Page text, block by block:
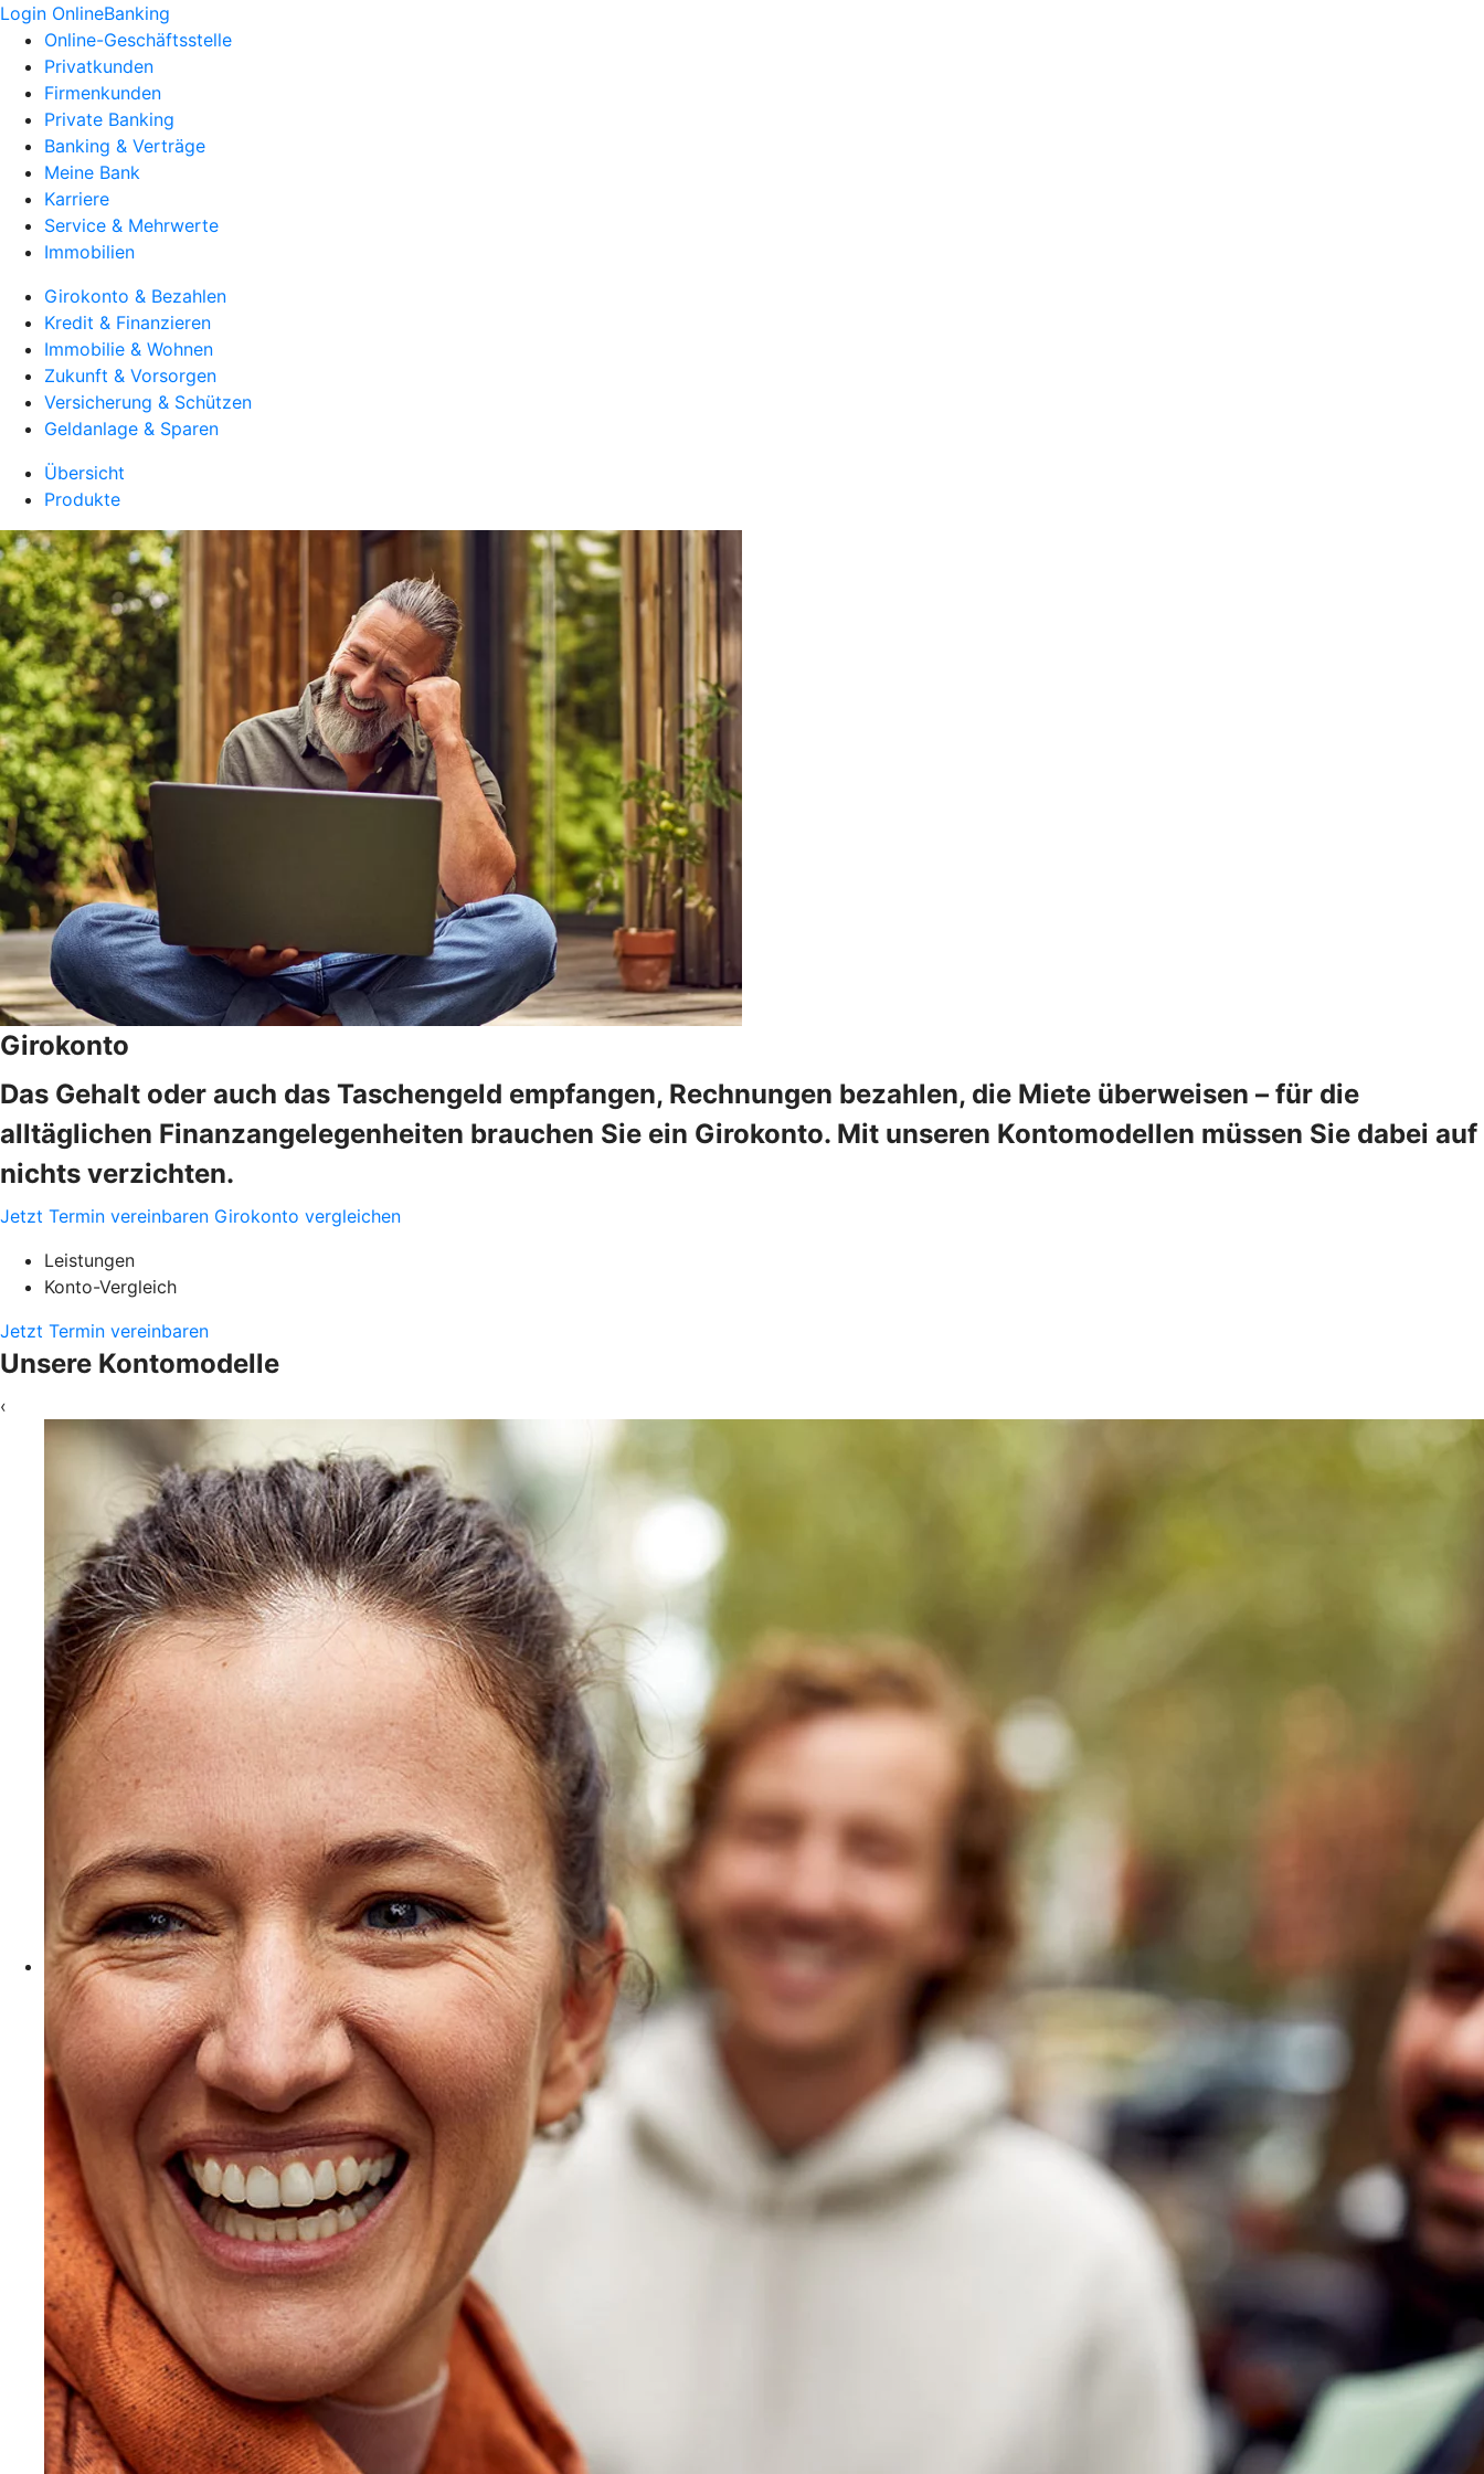
Login OnlineBanking
Online-Geschäftsstelle
Privatkunden
Firmenkunden
Private Banking
Banking & Verträge
Meine Bank
Karriere
Service & Mehrwerte
Immobilien
Girokonto & Bezahlen
Kredit & Finanzieren
Immobilie & Wohnen
Zukunft & Vorsorgen
Versicherung & Schützen
Geldanlage & Sparen
Übersicht
Produkte
Girokonto
Das Gehalt oder auch das Taschengeld empfangen, Rechnungen bezahlen, die Miete überweisen – für die
alltäglichen Finanzangelegenheiten brauchen Sie ein Girokonto. Mit unseren Kontomodellen müssen Sie dabei auf
nichts verzichten.
Jetzt Termin vereinbaren Girokonto vergleichen
Leistungen
Konto-Vergleich
Jetzt Termin vereinbaren
Unsere Kontomodelle
‹